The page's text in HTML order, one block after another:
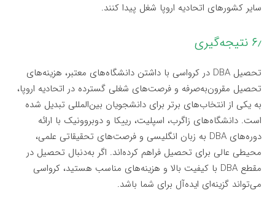
سایر کشورهای اتحادیه اروپا شغل پیدا کنند.
۶٫ نتیجه‌گیری
تحصیل DBA در کرواسی با داشتن دانشگاه‌های معتبر، هزینه‌های
تحصیل مقرون‌به‌صرفه و فرصت‌های شغلی گسترده در اتحادیه اروپا،
به یکی از انتخاب‌های برتر برای دانشجویان بین‌المللی تبدیل شده
است. دانشگاه‌های زاگرب، اسپلیت، رییکا و دوبروونیک با ارائه
دوره‌های DBA به زبان انگلیسی و فرصت‌های تحقیقاتی علمی،
محیطی عالی برای تحصیل فراهم کرده‌اند. اگر به‌دنبال تحصیل در
مقطع DBA با کیفیت بالا و هزینه‌های مناسب هستید، کرواسی
می‌تواند گزینه‌ای ایده‌آل برای شما باشد.